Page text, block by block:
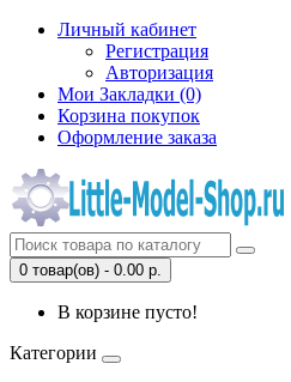
Личный кабинет
Регистрация
Авторизация
Мои Закладки (0)
Корзина покупок
Оформление заказа
0 товар(ов) - 0.00 р.
В корзине пусто!
Категории